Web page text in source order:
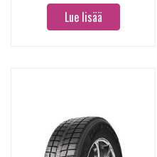
Lue lisää